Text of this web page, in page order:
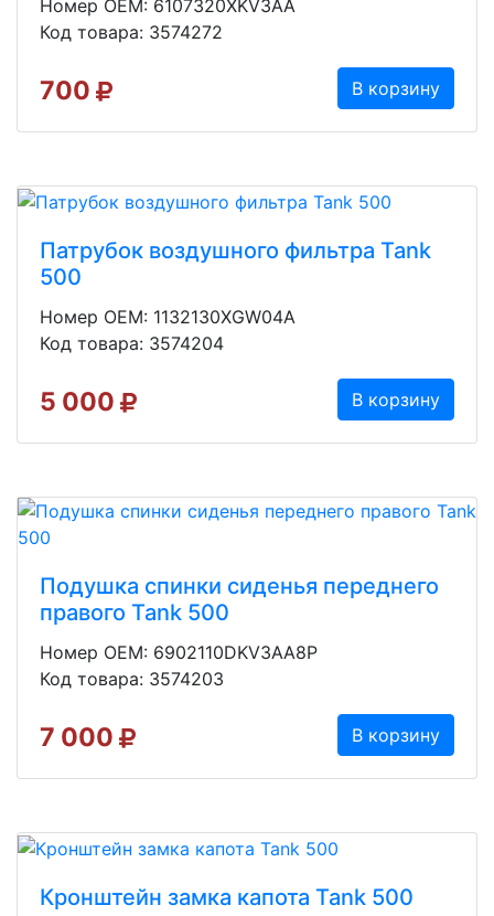
Номер OEM: 6107320XKV3AA
Код товара: 3574272
700 В корзину
Патрубок воздушного фильтра Tank
500
Номер OEM: 1132130XGW04A
Код товара: 3574204
5 000 В корзину
Подушка спинки сиденья переднего
правого Tank 500
Номер OEM: 6902110DKV3AA8P
Код товара: 3574203
7 000 В корзину
Кронштейн замка капота Tank 500